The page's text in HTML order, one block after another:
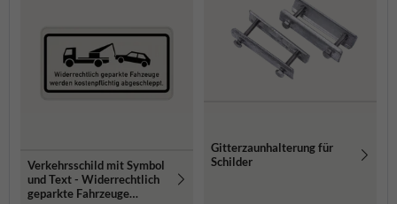
Verkehrsschild mit Symbol
und Text - Widerrechtlich
geparkte Fahrzeuge
Gitterzaunhalterung für
Schilder